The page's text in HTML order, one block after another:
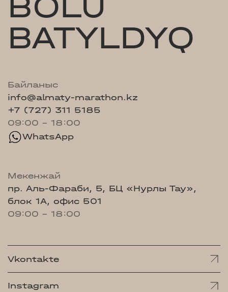
BATYLDYQ
Байланыс
info@almaty-marathon.kz
+7 (727) 311 5185
09:00 - 18:00
WhatsApp
Мекенжай
пр. Аль-Фараби, 5, БЦ «Нурлы Тау»,
блок 1А, офис 501
09:00 - 18:00
Vkontakte
Instagram